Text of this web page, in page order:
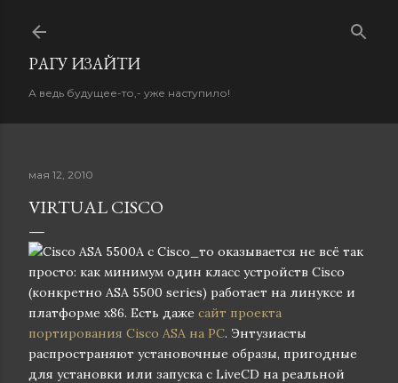
PАГУ ИЗAЙТИ
А ведь будущее-то,- уже наступило!
мая 12, 2010
VIRTUAL CISCO
А с Cisco_то оказывается не всё так
просто: как минимум один класс устройств Cisco
(конкретно ASA 5500 series) работает на линуксе и
платформе x86. Есть даже сайт проекта
портирования Cisco ASA на PC. Энтузиасты
распространяют установочные образы, пригодные
для установки или запуска с LiveCD на реальной